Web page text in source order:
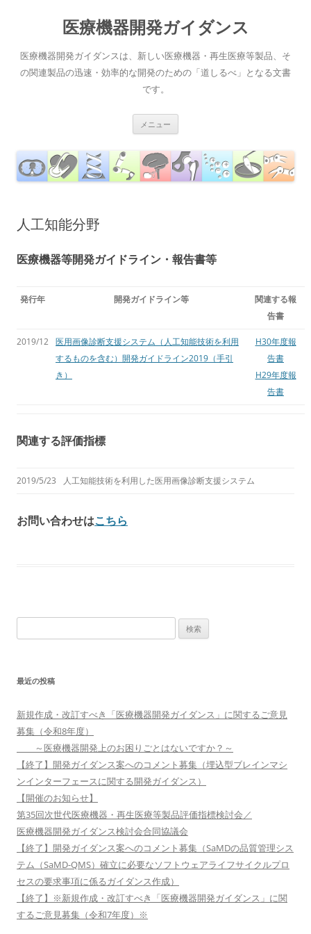
へ
ス
キ
医療機器開発ガイダンス
医療機器開発ガイダンスは、新しい医療機器・再生医療等製品、そ
の関連製品の迅速・効率的な開発のための「道しるべ」となる文書
です。
メニュー
人工知能分野
医療機器等開発ガイドライン・報告書等
発行年 開発ガイドライン等
関連する報
告書
2019/12 医用画像診断支援システム（人工知能技術を利用
するものを含む）開発ガイドライン2019（手引
き）
H30年度報
告書
H29年度報
告書
関連する評価指標
2019/5/23 人工知能技術を利用した医用画像診断支援システム
お問い合わせはこちら
索:
最近の投稿
新規作成・改訂すべき「医療機器開発ガイダンス」に関するご意見
募集（令和8年度）
～医療機器開発上のお困りごとはないですか？～
【終了】開発ガイダンス案へのコメント募集（埋込型ブレインマシ
ンインターフェースに関する開発ガイダンス）
【開催のお知らせ】
第35回次世代医療機器・再生医療等製品評価指標検討会／
医療機器開発ガイダンス検討会合同協議会
【終了】開発ガイダンス案へのコメント募集（SaMDの品質管理シス
テム（SaMD-QMS）確立に必要なソフトウェアライフサイクルプロ
セスの要求事項に係るガイダンス作成）
【終了】※新規作成・改訂すべき「医療機器開発ガイダンス」に関
するご意見募集（令和7年度）※